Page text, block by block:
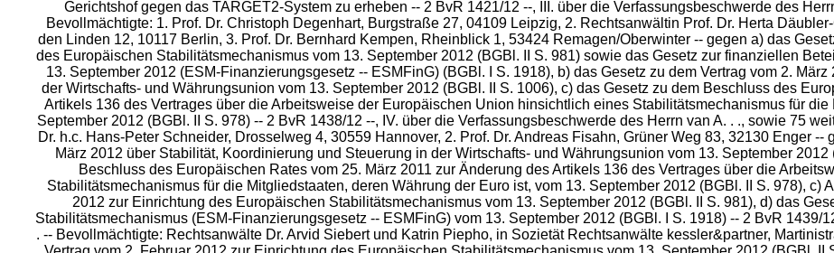
Gerichtshof gegen das TARGET2-System zu erheben -- 2 BvR 1421/12 --, III. über die Verfassungsbeschwerde des
Bevollmächtigte: 1. Prof. Dr. Christoph Degenhart, Burgstraße 27, 04109 Leipzig, 2. Rechtsanwältin Prof. Dr. Herta
den Linden 12, 10117 Berlin, 3. Prof. Dr. Bernhard Kempen, Rheinblick 1, 53424 Remagen/Oberwinter -- gegen a) das
des Europäischen Stabilitätsmechanismus vom 13. September 2012 (BGBl. II S. 981) sowie das Gesetz zur finanziellen
13. September 2012 (ESM-Finanzierungsgesetz -- ESMFinG) (BGBl. I S. 1918), b) das Gesetz zu dem Vertrag vom 2.
der Wirtschafts- und Währungsunion vom 13. September 2012 (BGBl. II S. 1006), c) das Gesetz zu dem Beschluss des
Artikels 136 des Vertrages über die Arbeitsweise der Europäischen Union hinsichtlich eines Stabilitätsmechanismus für
September 2012 (BGBl. II S. 978) -- 2 BvR 1438/12 --, IV. über die Verfassungsbeschwerde des Herrn van A. . ., sowie 75
Dr. h.c. Hans-Peter Schneider, Drosselweg 4, 30559 Hannover, 2. Prof. Dr. Andreas Fisahn, Grüner Weg 83, 32130 Enger
März 2012 über Stabilität, Koordinierung und Steuerung in der Wirtschafts- und Währungsunion vom 13. September
Beschluss des Europäischen Rates vom 25. März 2011 zur Änderung des Artikels 136 des Vertrages über die
Stabilitätsmechanismus für die Mitgliedstaaten, deren Währung der Euro ist, vom 13. September 2012 (BGBl. II S. 978), c)
2012 zur Einrichtung des Europäischen Stabilitätsmechanismus vom 13. September 2012 (BGBl. II S. 981), d) das
Stabilitätsmechanismus (ESM-Finanzierungsgesetz -- ESMFinG) vom 13. September 2012 (BGBl. I S. 1918) -- 2 BvR 1439/
. -- Bevollmächtigte: Rechtsanwälte Dr. Arvid Siebert und Katrin Piepho, in Sozietät Rechtsanwälte kessler&partner,